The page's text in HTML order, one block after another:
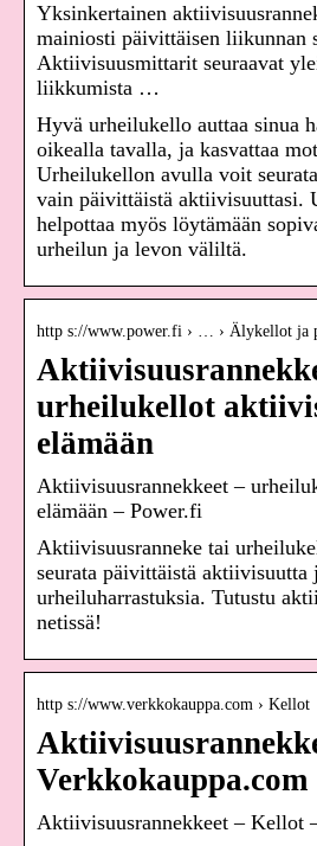
Yksinkertainen
mainiosti päivittäisen liikunnan
Aktiivisuusmittarit seuraavat
liikkumista …
Hyvä urheilukello auttaa sinua
oikealla tavalla, ja kasvattaa
Urheilukellon avulla voit
vain päivittäistä aktiivisuuttasi.
helpottaa myös löytämään
urheilun ja levon väliltä.
http s://www.power.fi › … › Älykellot ja
urheilukellot
elämään
Aktiivisuusrannekkeet –
elämään – Power.fi
Aktiivisuusranneke tai
seurata päivittäistä aktiivisuutta
urheiluharrastuksia. Tutustu
netissä!
http s://www.verkkokauppa.com › Kellot
Verkkokauppa.com
Aktiivisuusrannekkeet – Kellot